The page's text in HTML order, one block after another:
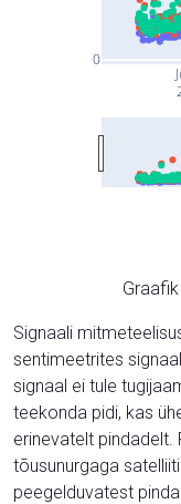
0
Signaali
sentimeetrites
signaal ei tule
teekonda pidi, kas
erinevatelt pindadelt.
tõusunurgaga
peegelduvatest